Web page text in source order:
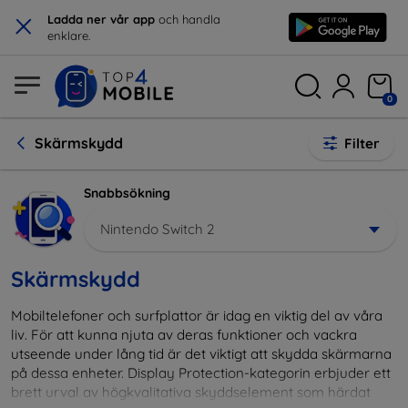
× Ladda ner vår app och handla
enklare.
0
Skärmskydd Filter
Snabbsökning
Nintendo Switch 2
Skärmskydd
Mobiltelefoner och surfplattor är idag en viktig del av våra
liv. För att kunna njuta av deras funktioner och vackra
utseende under lång tid är det viktigt att skydda skärmarna
på dessa enheter. Display Protection-kategorin erbjuder ett
brett urval av högkvalitativa skyddselement som härdat